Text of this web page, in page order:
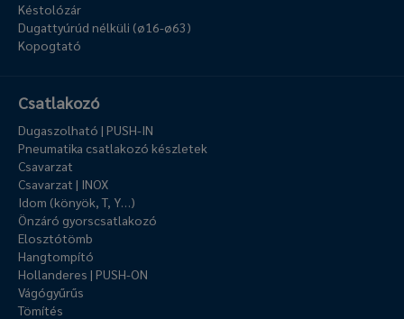
Késtolózár
Dugattyúrúd nélküli (ø16-ø63)
Kopogtató
Csatlakozó
Dugaszolható | PUSH-IN
Pneumatika csatlakozó készletek
Csavarzat
Csavarzat | INOX
Idom (könyök, T, Y…)
Önzáró gyorscsatlakozó
Elosztótömb
Hangtompító
Hollanderes | PUSH-ON
Vágógyűrűs
Tömítés